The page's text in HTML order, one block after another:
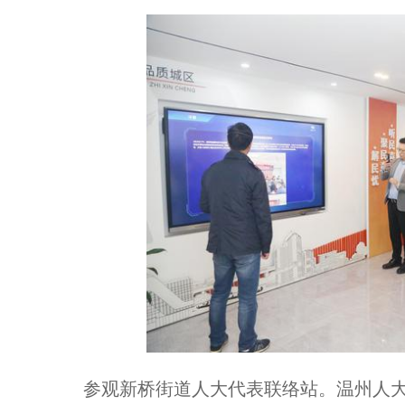
参观新桥街道人大代表联络站。温州人